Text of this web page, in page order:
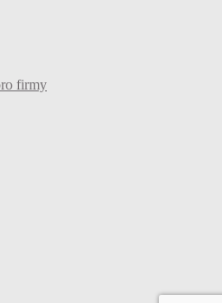
firmy